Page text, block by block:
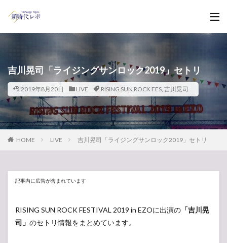
吉川晃司「ライジングサンロック2019」セトリ
2019年8月20日 LIVE RISING SUN ROCK FES, 吉川晃司
HOME LIVE 吉川晃司「ライジングサンロック2019」セトリ
記事内に広告が含まれています
RISING SUN ROCK FESTIVAL 2019 in EZOに出演の 「吉川晃
司」 のセトリ情報をまとめています。